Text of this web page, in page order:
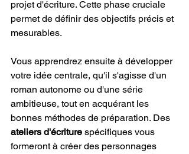
projet d'écriture. Cette phase cruciale
permet de définir des objectifs précis et
mesurables.
Vous apprendrez ensuite à développer
votre idée centrale, qu'il s'agisse d'un
roman autonome ou d'une série
ambitieuse, tout en acquérant les
bonnes méthodes de préparation. Des
ateliers d'écriture spécifiques vous
formeront à créer des personnages